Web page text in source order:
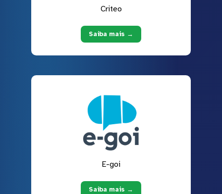
Criteo
Saiba mais →
E-goi
Saiba mais →